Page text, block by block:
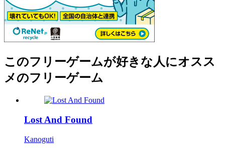
このフリーゲームが好きな人にオスス
メのフリーゲーム
Lost And Found
Kanoguti